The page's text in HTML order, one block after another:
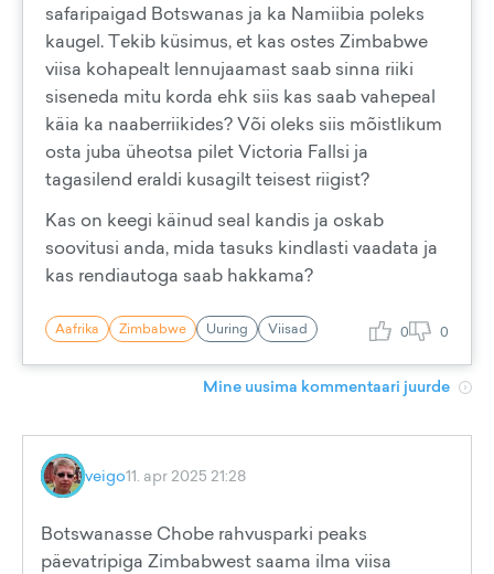
safaripaigad Botswanas ja ka Namiibia poleks
kaugel. Tekib küsimus, et kas ostes Zimbabwe
viisa kohapealt lennujaamast saab sinna riiki
siseneda mitu korda ehk siis kas saab vahepeal
käia ka naaberriikides? Või oleks siis mõistlikum
osta juba üheotsa pilet Victoria Fallsi ja
tagasilend eraldi kusagilt teisest riigist?
Kas on keegi käinud seal kandis ja oskab
soovitusi anda, mida tasuks kindlasti vaadata ja
kas rendiautoga saab hakkama?
Aafrika Zimbabwe Uuring Viisad 0 0
Mine uusima kommentaari juurde
veigo11. apr 2025 21:28
Botswanasse Chobe rahvusparki peaks
päevatripiga Zimbabwest saama ilma viisa